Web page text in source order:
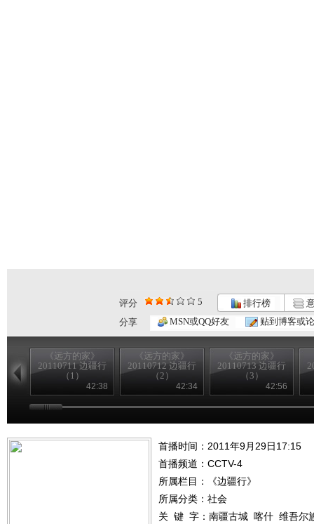
评分 5 排行榜
分享
MSN或QQ好友 贴到博客或
《远方的家》
20110711 边疆行
（1）
42:38
《远方的家》
20110712 边疆行
（2）
42:34
《远方的家》
20110713 边疆行
（3）
42:56
首播时间：2011年9月29日17:15
首播频道： CCTV-4
所属栏目：
《边疆行》
所属分类：社会
关 键 字： 南疆古城 喀什 维吾尔